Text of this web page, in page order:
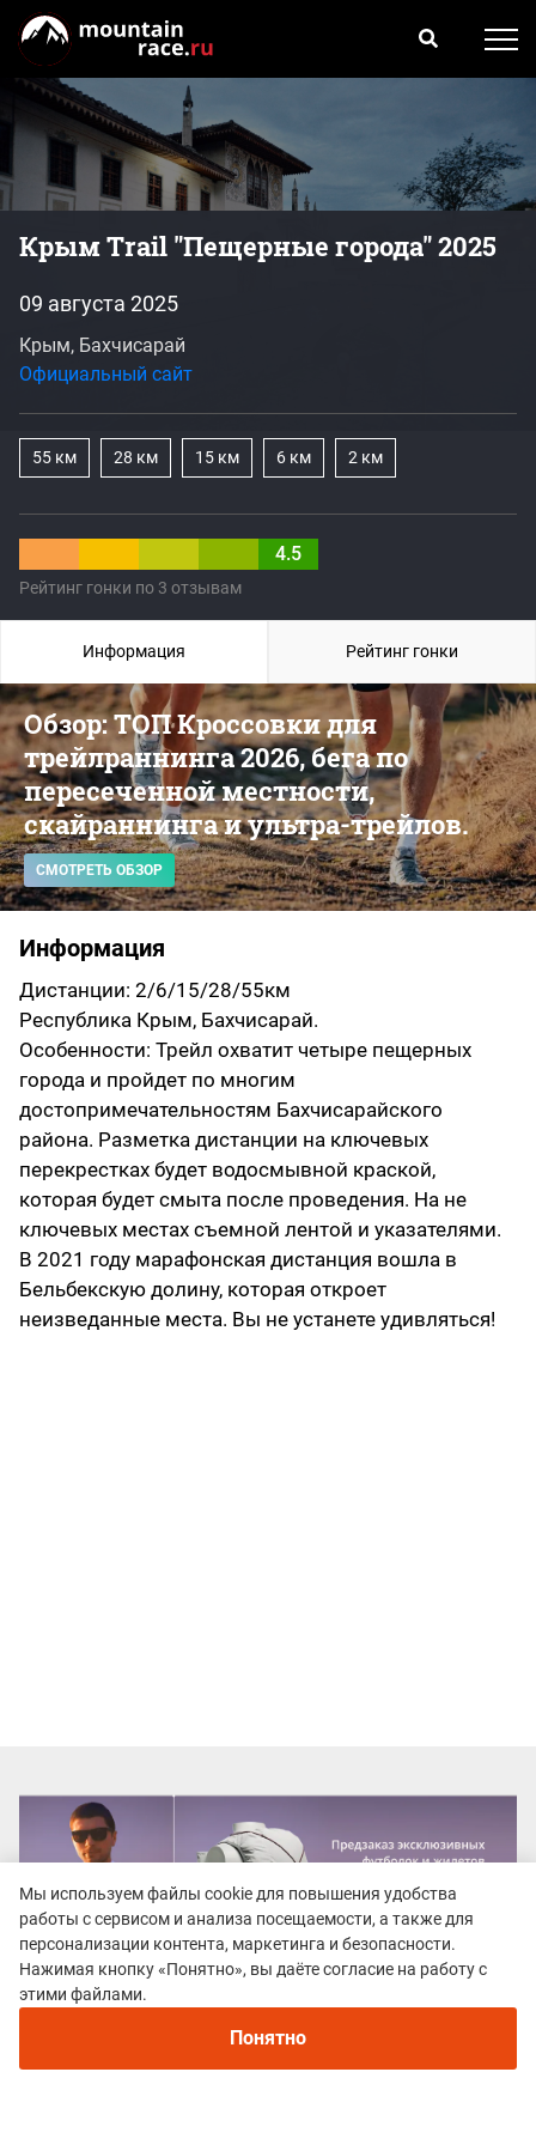
Крым Тrail "Пещерные города" 2025
4.5
Рейтинг гонки по 3 отзывам
09 августа 2025
Крым, Бахчисарай
Официальный сайт
55 км 28 км 15 км 6 км 2 км
Обзор: ТОП Кроссовки для
трейлраннинга 2026, бега по
пересеченной местности,
скайраннинга и ультра-трейлов.
СМОТРЕТЬ ОБЗОР
Информация
Дистанции: 2/6/15/28/55км
Республика Крым, Бахчисарай.
Особенности: Трейл охватит четыре пещерных
города и пройдет по многим
достопримечательностям Бахчисарайского
района. Разметка дистанции на ключевых
перекрестках будет водосмывной краской,
которая будет смыта после проведения. На не
ключевых местах съемной лентой и указателями.
В 2021 году марафонская дистанция вошла в
Бельбекскую долину, которая откроет
неизведанные места. Вы не устанете удивляться!
Информация Рейтинг гонки
Мы используем файлы cookie для повышения удобства
работы с сервисом и анализа посещаемости, а также для
персонализации контента, маркетинга и безопасности.
Нажимая кнопку «Понятно», вы даёте согласие на работу с
этими файлами.
Понятно